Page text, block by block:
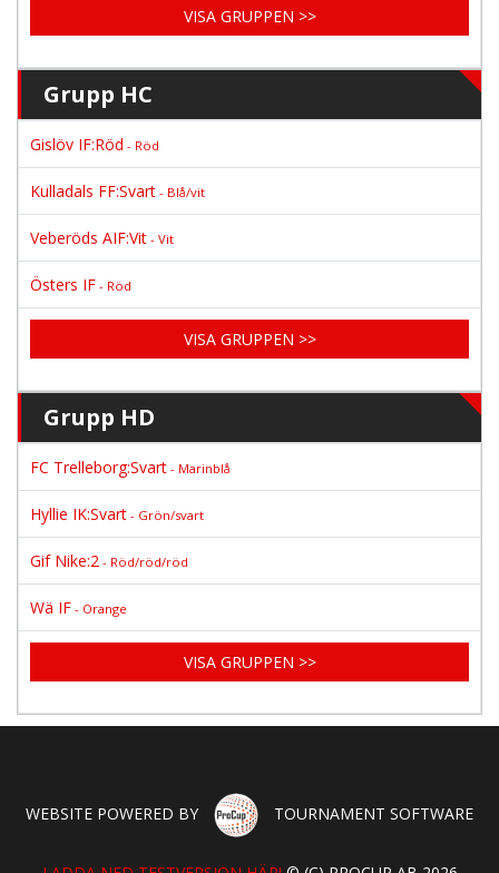
VISA GRUPPEN >>
Grupp HC
Gislöv IF:Röd - Röd
Kulladals FF:Svart - Blå/vit
Veberöds AIF:Vit - Vit
Östers IF - Röd
VISA GRUPPEN >>
Grupp HD
FC Trelleborg:Svart - Marinblå
Hyllie IK:Svart - Grön/svart
Gif Nike:2 - Röd/röd/röd
Wä IF - Orange
VISA GRUPPEN >>
WEBSITE POWERED BY TOURNAMENT SOFTWARE